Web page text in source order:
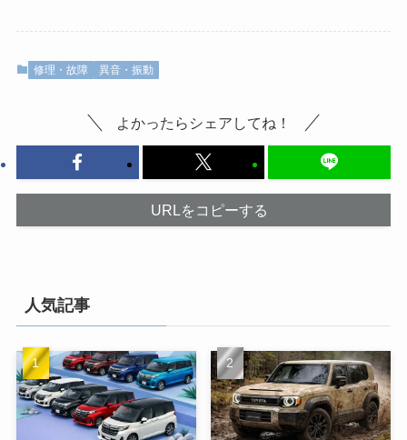
修理・故障 異音・振動
よかったらシェアしてね！
URLをコピーする
人気記事